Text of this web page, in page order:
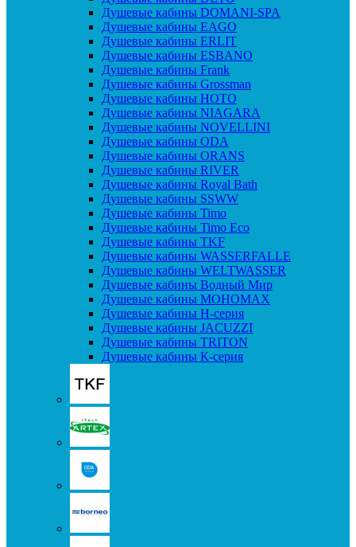
Душевые кабины DOMANI-SPA
Душевые кабины EAGO
Душевые кабины ERLIT
Душевые кабины ESBANO
Душевые кабины Frank
Душевые кабины Grossman
Душевые кабины HOTO
Душевые кабины NIAGARA
Душевые кабины NOVELLINI
Душевые кабины ODA
Душевые кабины ORANS
Душевые кабины RIVER
Душевые кабины Royal Bath
Душевые кабины SSWW
Душевые кабины Timo
Душевые кабины Timo Eco
Душевые кабины TKF
Душевые кабины WASSERFALLE
Душевые кабины WELTWASSER
Душевые кабины Водный Мир
Душевые кабины МОНОМАХ
Душевые кабины H-серия
Душевые кабины JACUZZI
Душевые кабины TRITON
Душевые кабины К-серия